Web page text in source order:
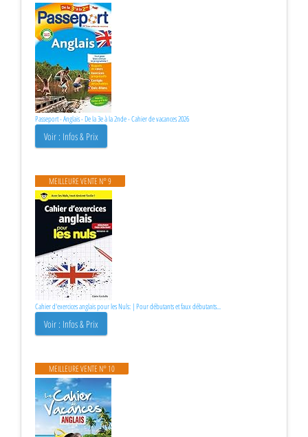
Passeport - Anglais - De la 3e à la 2nde - Cahier de vacances 2026
Voir : Infos & Prix
MEILLEURE VENTE N° 9
Cahier d'exercices anglais pour les Nuls: | Pour débutants et faux débutants...
Voir : Infos & Prix
MEILLEURE VENTE N° 10